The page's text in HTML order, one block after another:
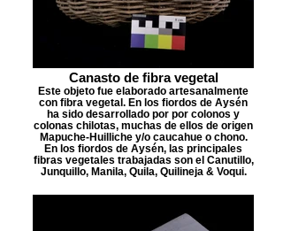
Canasto de fibra vegetal
Este objeto fue elaborado artesanalmente
con fibra vegetal. En los fiordos de Aysén
ha sido desarrollado por por colonos y
colonas chilotas, muchas de ellos de origen
Mapuche-Huilliche y/o caucahue o chono.
En los fiordos de Aysén, las principales
fibras vegetales trabajadas son el Canutillo,
Junquillo, Manila, Quila, Quilineja & Voqui.